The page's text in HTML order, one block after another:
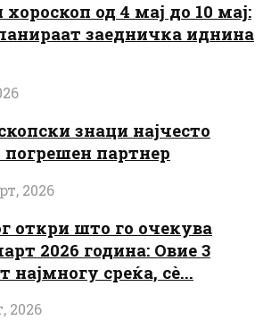
од 4 мај до 10 мај:
заедничка иднина
знаци најчесто
партнер
2026
откри што го очекува
2026 година: Овие 3
најмногу среќа, сè...
2026